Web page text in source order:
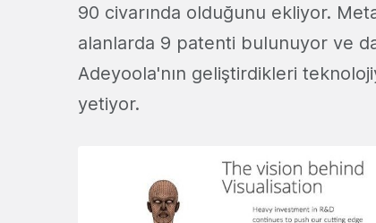
90 civarında olduğunu ekliyor.
alanlarda 9 patenti bulunuyor ve
Adeyoola'nın geliştirdikleri
yetiyor.